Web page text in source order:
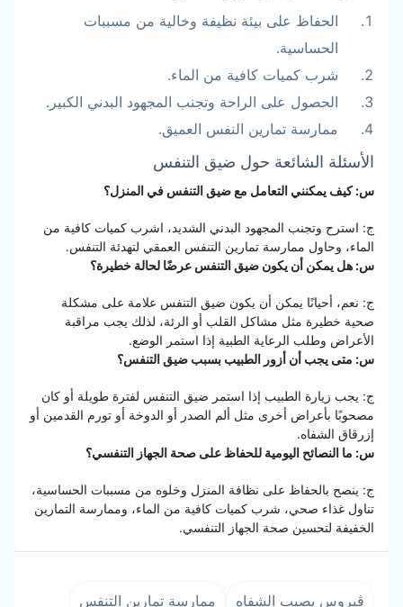
الحفاظ على بيئة نظيفة وخالية من مسببات
الحساسية.
شرب كميات كافية من الماء.
الحصول على الراحة وتجنب المجهود البدني الكبير.
ممارسة تمارين النفس العميق.
الأسئلة الشائعة حول ضيق التنفس
س: كيف يمكنني التعامل مع ضيق التنفس في المنزل؟
ج: استرح وتجنب المجهود البدني الشديد، اشرب كميات كافية من
الماء، وحاول ممارسة تمارين التنفس العمقي لتهدئة التنفس.
س: هل يمكن أن يكون ضيق التنفس عرضًا لحالة خطيرة؟
ج: نعم، أحيانًا يمكن أن يكون ضيق التنفس علامة على مشكلة
صحية خطيرة مثل مشاكل القلب أو الرئة، لذلك يجب مراقبة
الأعراض وطلب الرعاية الطبية إذا استمر الوضع.
س: متى يجب أن أزور الطبيب بسبب ضيق التنفس؟
ج: يجب زيارة الطبيب إذا استمر ضيق التنفس لفترة طويلة أو كان
مصحوبًا بأعراض أخرى مثل ألم الصدر أو الدوخة أو تورم القدمين أو
إزرقاق الشفاه.
س: ما النصائح اليومية للحفاظ على صحة الجهاز التنفسي؟
ج: ينصح بالحفاظ على نظافة المنزل وخلوه من مسببات الحساسية،
تناول غذاء صحي، شرب كميات كافية من الماء، وممارسة التمارين
الخفيفة لتحسين صحة الجهاز التنفسي.
ڤيروس يصيب الشفاه ممارسة تمارين التنفس